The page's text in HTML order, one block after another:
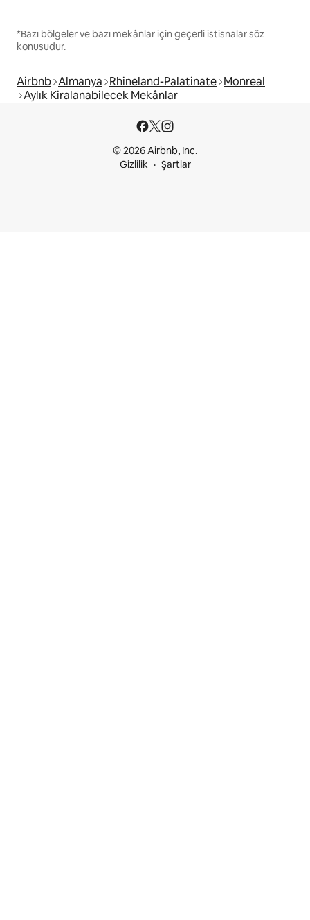
*Bazı bölgeler ve bazı mekânlar için geçerli istisnalar söz
konusudur.
Airbnb Almanya Rhineland-Palatinate Monreal
Aylık Kiralanabilecek Mekânlar
© 2026 Airbnb, Inc.
Gizlilik
Şartlar